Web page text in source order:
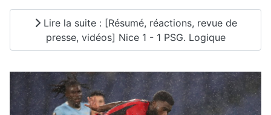
Lire la suite : [Résumé, réactions, revue de
presse, vidéos] Nice 1 - 1 PSG. Logique